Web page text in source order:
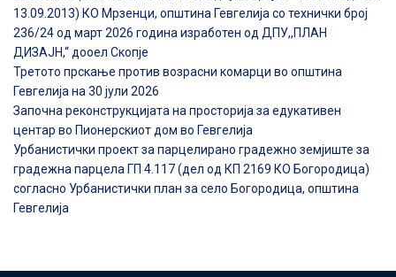
13.09.2013) КО Мрзенци, општина Гевгелија со технички број
236/24 од март 2026 година изработен од ДПУ,,ПЛАН
ДИЗАЈН,“ дооел Скопје
Третото прскање против возрасни комарци во општина
Гевгелија на 30 јули 2026
Започна реконструкцијата на просторија за едукативен
центар во Пионерскиот дом во Гевгелија
Урбанистички проект за парцелирано градежно земјиште за
градежна парцела ГП 4.117 (дел од КП 2169 КО Богородица)
согласно Урбанистички план за село Богородица, општина
Гевгелија